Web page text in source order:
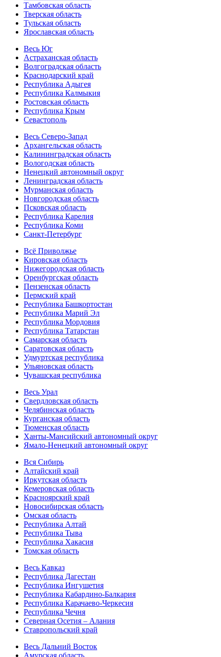
Тамбовская область
Тверская область
Тульская область
Ярославская область
Весь Юг
Астраханская область
Волгоградская область
Краснодарский край
Республика Адыгея
Республика Калмыкия
Ростовская область
Республика Крым
Севастополь
Весь Северо-Запад
Архангельская область
Калининградская область
Вологодская область
Ненецкий автономный округ
Ленинградская область
Мурманская область
Новгородская область
Псковская область
Республика Карелия
Республика Коми
Санкт-Петербург
Всё Приволжье
Кировская область
Нижегородская область
Оренбургская область
Пензенская область
Пермский край
Республика Башкортостан
Республика Марий Эл
Республика Мордовия
Республика Татарстан
Самарская область
Саратовская область
Удмуртская республика
Ульяновская область
Чувашская республика
Весь Урал
Свердловская область
Челябинская область
Курганская область
Тюменская область
Ханты-Мансийский автономный округ
Ямало-Ненецкий автономный округ
Вся Сибирь
Алтайский край
Иркутская область
Кемеровская область
Красноярский край
Новосибирская область
Омская область
Республика Алтай
Республика Тыва
Республика Хакасия
Томская область
Весь Кавказ
Республика Дагестан
Республика Ингушетия
Республика Кабардино-Балкария
Республика Карачаево-Черкесия
Республика Чечня
Северная Осетия – Алания
Ставропольский край
Весь Дальний Восток
Амурская область